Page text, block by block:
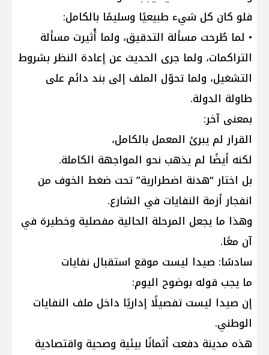
فلو كان كل شيء طبيعيًا وسليمًا بالكامل:
• لما طُرحت مسألة التدقيق، ولما أُثيرت مسألة
التراكمات، ولما جرى الحديث عن إعادة النظر بشروط
التشغيل، ولما تحوّل الملف إلى بند دائم على
طاولة الدولة.
بمعنى آخر:
القرار لم يبرئ المعمل بالكامل،
لكنه أيضًا لم يذهب نحو المواجهة الكاملة.
بل اختار “هدنة اضطرارية” تحت ضغط الخوف من
انفجار أزمة النفايات في الشارع.
وهذا ما يجعل المرحلة الحالية مفصلية وخطيرة في
آن معًا.
سادسًا: صيدا ليست موقع استقبال نفايات
ما يجب قوله بوضوح اليوم:
إن صيدا ليست تفصيلًا إداريًا داخل ملف النفايات
الوطني.
هذه مدينة دفعت أثمانًا بيئية وصحية واقتصادية